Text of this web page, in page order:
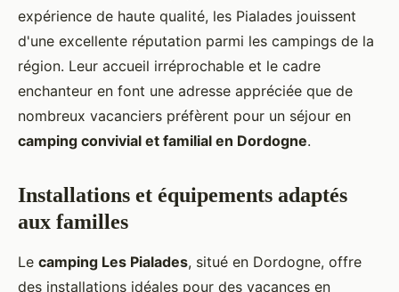
expérience de haute qualité, les Pialades jouissent
d'une excellente réputation parmi les campings de la
région. Leur accueil irréprochable et le cadre
enchanteur en font une adresse appréciée que de
nombreux vacanciers préfèrent pour un séjour en
camping convivial et familial en Dordogne.
Installations et équipements adaptés
aux familles
Le camping Les Pialades, situé en Dordogne, offre
des installations idéales pour des vacances en